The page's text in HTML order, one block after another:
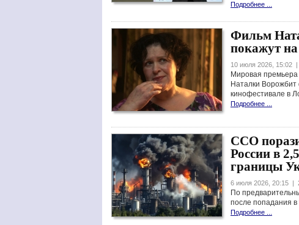
Подробнее ...
Фильм
покажут
10 июля 2026, 15:02
Мировая
Наталки
кинофестивале в
Подробнее ...
ССО
России в
границы
6 июля 2026, 20:15 |
По
после попадания в
Подробнее ...